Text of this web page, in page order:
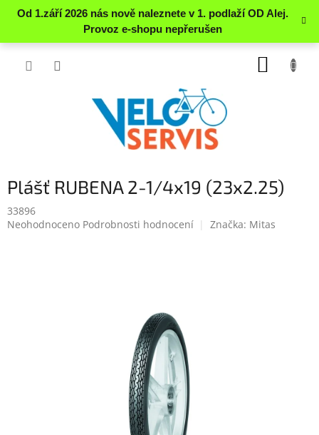
Přejít
Plášť RUBENA 2-1/4x19 (23x2.25)
33896
Průměrné
Neohodnoceno Podrobnosti hodnocení Značka: Mitas